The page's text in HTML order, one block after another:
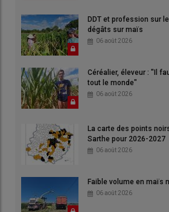
DDT et profession sur
dégâts sur maïs
06 août 2026
Céréalier, éleveur : "Il
tout le monde"
06 août 2026
La carte des points
Sarthe pour 2026-2027
06 août 2026
Faible volume en maïs
06 août 2026